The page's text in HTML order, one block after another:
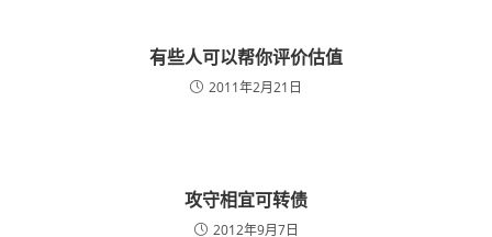
有些人可以帮你评价估值
2011年2月21日
攻守相宜可转债
2012年9月7日